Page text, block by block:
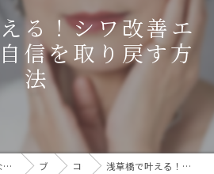
る！シワ改善エ
信を取り戻す方
法
東京都浅草橋のエステなら目の、シワとたるみのフェイシャル専門店 regalo ブログ コラム 浅草橋で叶える！シワ改善エステで肌に自信を取り戻す方法